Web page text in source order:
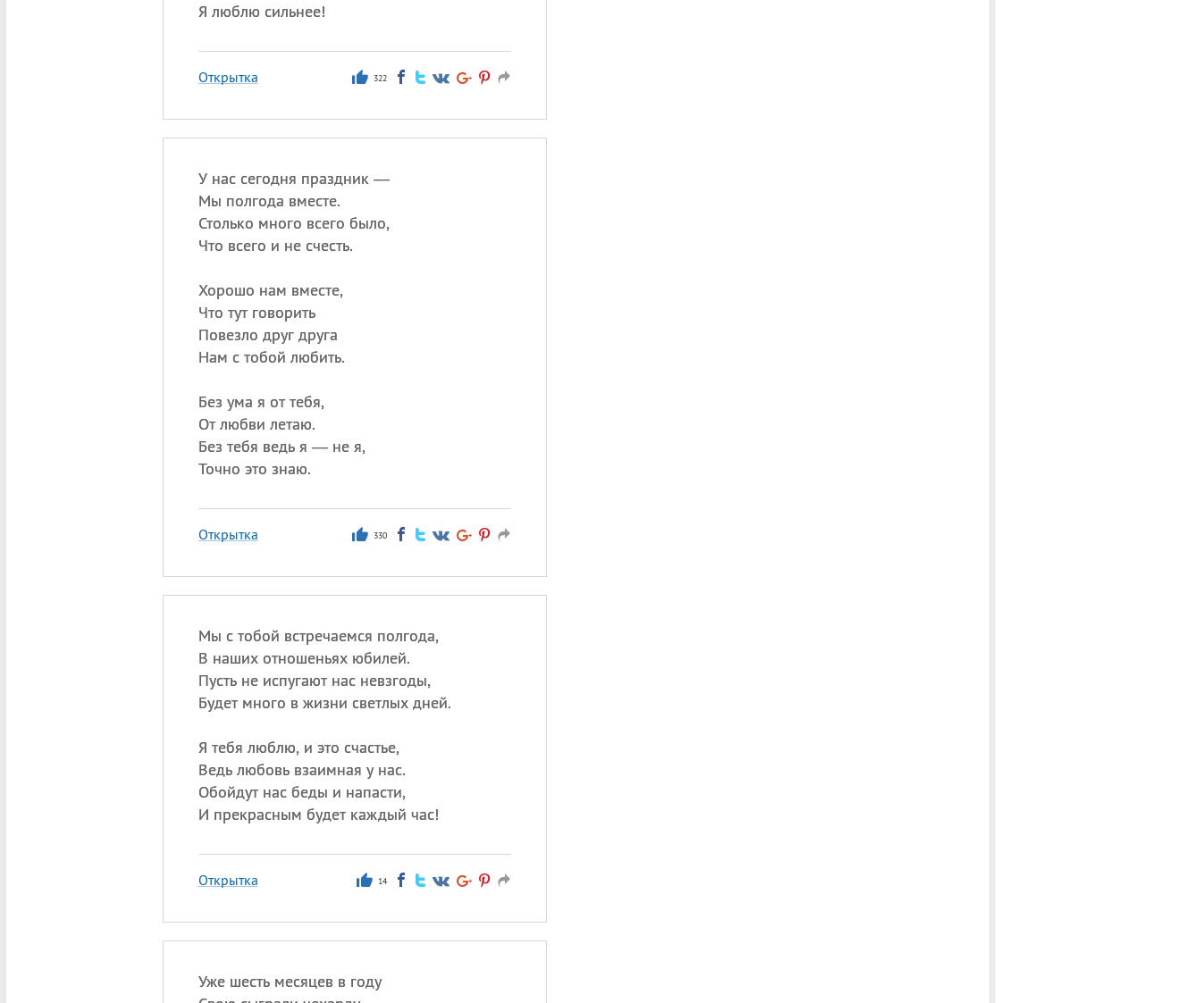
Я люблю сильнее!
Открытка 322
У нас сегодня праздник —
Мы полгода вместе.
Столько много всего было,
Что всего и не счесть.
Хорошо нам вместе,
Что тут говорить
Повезло друг друга
Нам с тобой любить.
Без ума я от тебя,
От любви летаю.
Без тебя ведь я — не я,
Точно это знаю.
Открытка 330
Мы с тобой встречаемся полгода,
В наших отношеньях юбилей.
Пусть не испугают нас невзгоды,
Будет много в жизни светлых дней.
Я тебя люблю, и это счастье,
Ведь любовь взаимная у нас.
Обойдут нас беды и напасти,
И прекрасным будет каждый час!
Открытка 14
Уже шесть месяцев в году